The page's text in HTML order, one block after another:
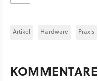
Artikel Hardware Praxis
KOMMENTARE